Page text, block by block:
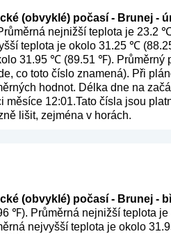
(obvyklé) počasí - Brunej -
nejnižší teplota je 23.2
teplota je okolo 31.25 ℃
31.95 ℃ (89.51 ℉). Průměrný
co toto číslo znamená). Při
hodnot. Délka dne na
měsíce 12:01.Tato čísla jsou
lišit, zejména v horách.
(obvyklé) počasí - Brunej -
℉). Průměrná nejnižší teplota
nejvyšší teplota je okolo